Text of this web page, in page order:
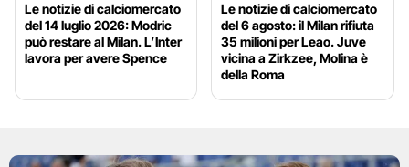
Le notizie di calciomercato
del 14 luglio 2026: Modric
può restare al Milan. L’Inter
lavora per avere Spence
Le notizie di calciomercato
del 6 agosto: il Milan rifiuta
35 milioni per Leao. Juve
vicina a Zirkzee, Molina è
della Roma